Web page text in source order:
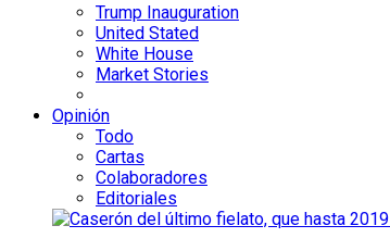
Trump Inauguration
United Stated
White House
Market Stories
Opinión
Todo
Cartas
Colaboradores
Editoriales